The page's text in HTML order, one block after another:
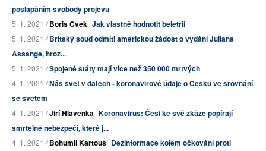
pošlapáním svobody projevu
5. 1. 2021 /Boris Cvek Jak vlastně hodnotit beletrii
5. 1. 2021 /Britský soud odmítl americkou žádost o vydání Juliana
Assange, hroz...
5. 1. 2021 /Spojené státy mají více než 350 000 mrtvých
4. 1. 2021 /Náš svět v datech - koronavirové údaje o Česku ve srovnání
se světem
4. 1. 2021 /Jiří Hlavenka Koronavirus: Češi ke své zkáze popírají
smrtelné nebezpečí, které j...
4. 1. 2021 /Bohumil Kartous Dezinformace kolem očkování proti